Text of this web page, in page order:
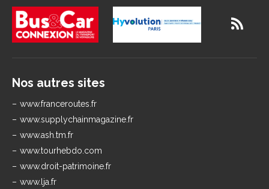
Nos autres sites
www.franceroutes.fr
www.supplychainmagazine.fr
www.ash.tm.fr
www.tourhebdo.com
www.droit-patrimoine.fr
www.lja.fr